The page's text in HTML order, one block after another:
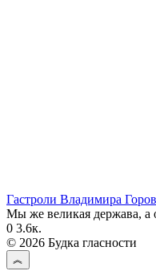
Гастроли Владимира
Мы же великая держава,
0 3.6к.
© 2026 Будка